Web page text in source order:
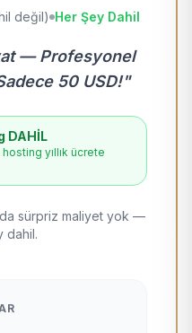
değil) Her Şey Dahil
— Profesyonel
50 USD!"
DAHİL
yıllık ücrete
sürpriz maliyet yok —
dahil.